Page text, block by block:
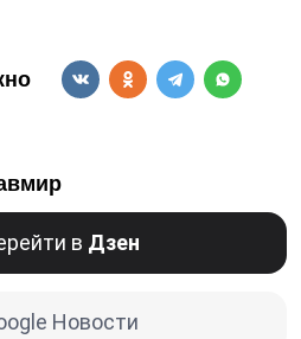
в Дзен
Новости